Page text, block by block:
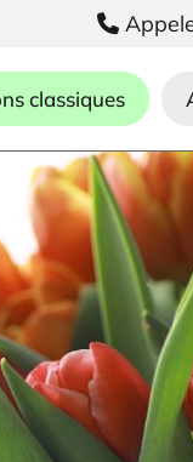

classiques